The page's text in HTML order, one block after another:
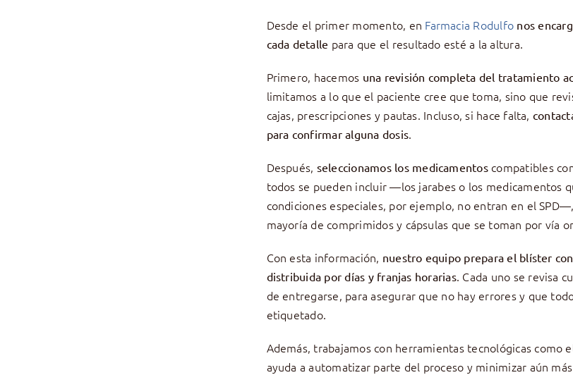
Desde el primer momento, en Farmacia Rodulfo nos
cada detalle para que el resultado esté a la altura.
Primero, hacemos una revisión completa del tratamiento
limitamos a lo que el paciente cree que toma, sino que
cajas, prescripciones y pautas. Incluso, si hace falta,
para confirmar alguna dosis.
Después, seleccionamos los medicamentoscompatibles
todos se pueden incluir —los jarabes o los medicamentos
condiciones especiales, por ejemplo, no entran en el
mayoría de comprimidos y cápsulas que se toman por vía
Con esta información, nuestro equipo prepara el blíster
distribuida por días y franjas horarias. Cada uno se revisa
de entregarse, para asegurar que no hay errores y que
etiquetado.
Además, trabajamos con herramientas tecnológicas como
ayuda a automatizar parte del proceso y minimizar aún